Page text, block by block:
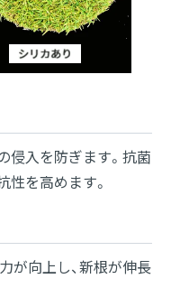
侵入を防ぎます。抗菌
性を高めます。
が向上し、新根が伸長